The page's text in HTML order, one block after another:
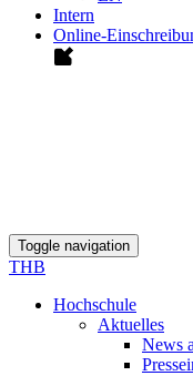
Intern
Online-
Toggle navigation
THB
Hochschule
Aktuelles
News